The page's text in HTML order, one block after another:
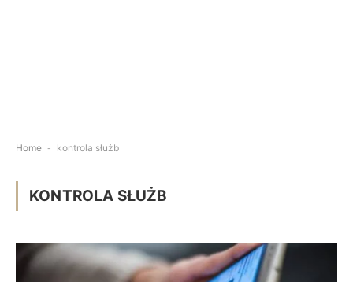
Home - kontrola służb
KONTROLA SŁUŻB